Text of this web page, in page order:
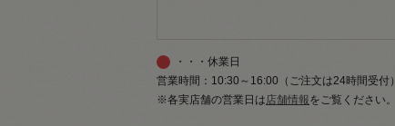
・・・休業日
営業時間：10:30～16:00（ご注文は24時間受付）
※各実店舗の営業日は店舗情報をご覧ください。